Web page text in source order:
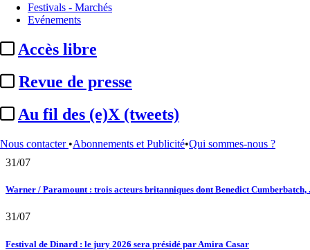
Festivals - Marchés
Evénements
Accès libre
Revue de presse
Au fil des (e)X (tweets)
Nous contacter •Abonnements et Publicité•Qui sommes-nous ?
Satellifacts : pause d'été
02/08
"L'Odyssée" : à Montpellier, le seul cinéma de France à ...
01/08
31/07
Warner / Paramount : trois acteurs britanniques dont Benedict Cumberbatch,
31/07
Festival de Dinard : le jury 2026 sera présidé par Amira Casar